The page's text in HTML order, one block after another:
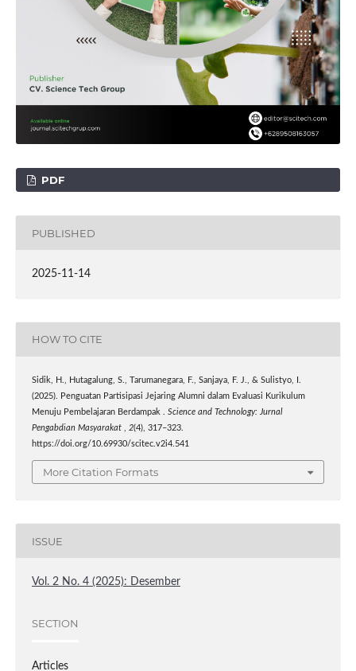
PDF
PUBLISHED
2025-11-14
HOW TO CITE
Sidik, H., Hutagalung, S., Tarumanegara, F., Sanjaya, F. J., & Sulistyo, I.
(2025). Penguatan Partisipasi Jejaring Alumni dalam Evaluasi Kurikulum
Menuju Pembelajaran Berdampak . Science and Technology: Jurnal
Pengabdian Masyarakat
2(4), 317–323.
https://doi.org/10.69930/scitec.v2i4.541
More Citation Formats
ISSUE
Vol. 2 No. 4 (2025): Desember
SECTION
Articles